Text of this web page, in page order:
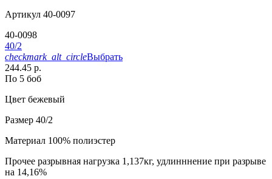
Артикул 40-0097
40-0098
40/2
checkmark_alt_circleВыбрать
244.45 р.
По 5 боб
Цвет бежевый
Размер 40/2
Материал 100% полиэстер
Прочее разрывная нагрузка 1,137кг, удлинннение при разрыве
на 14,16%